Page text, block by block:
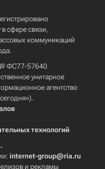
сфере связи,
коммуникаций
№ ФС77-57640
унитарное
агентство
технологий
internet-group@ria.ru
и рекламы